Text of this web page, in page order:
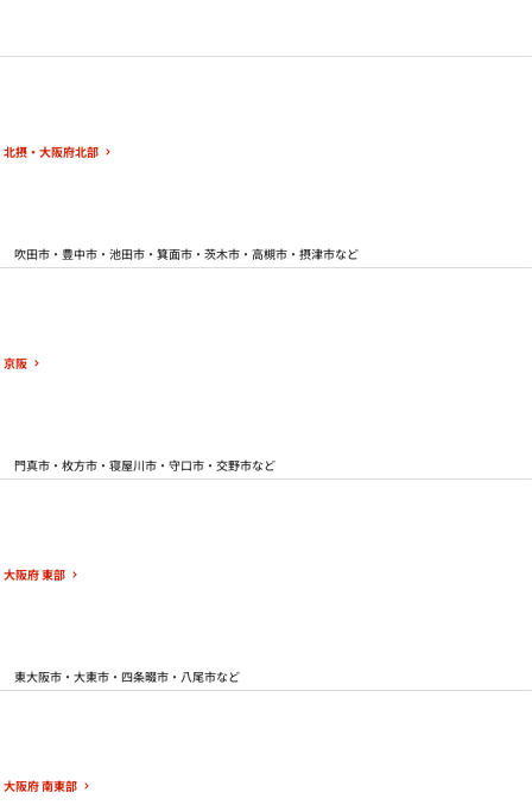
北摂・大阪府北部
吹田市・豊中市・池田市・箕面市・茨木市・高槻市・摂津市など
京阪
門真市・枚方市・寝屋川市・守口市・交野市など
大阪府 東部
東大阪市・大東市・四条畷市・八尾市など
大阪府 南東部